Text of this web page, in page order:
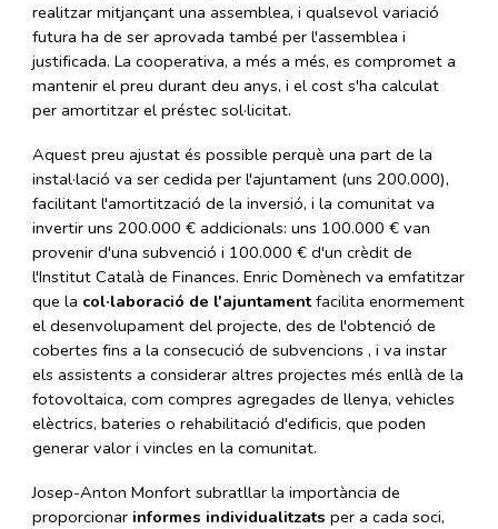
realitzar mitjançant una assemblea, i qualsevol variació
futura ha de ser aprovada també per l'assemblea i
justificada. La cooperativa, a més a més, es compromet a
mantenir el preu durant deu anys, i el cost s'ha calculat
per amortitzar el préstec sol·licitat.
Aquest preu ajustat és possible perquè una part de la
instal·lació va ser cedida per l'ajuntament (uns 200.000),
facilitant l'amortització de la inversió, i la comunitat va
invertir uns 200.000 € addicionals: uns 100.000 € van
provenir d'una subvenció i 100.000 € d'un crèdit de
l'Institut Català de Finances. Enric Domènech va emfatitzar
que la col·laboració de l'ajuntamentfacilita enormement
el desenvolupament del projecte, des de l'obtenció de
cobertes fins a la consecució de subvencions , i va instar
els assistents a considerar altres projectes més enllà de la
fotovoltaica, com compres agregades de llenya, vehicles
elèctrics, bateries o rehabilitació d'edificis, que poden
generar valor i vincles en la comunitat.
Josep-Anton Monfort subratllar la importància de
proporcionar informes individualitzats per a cada soci,